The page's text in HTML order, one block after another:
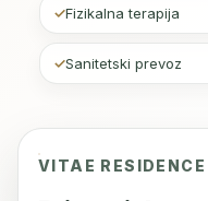
Fizikalna terapija
Sanitetski prevoz
VITAE RESIDENCE